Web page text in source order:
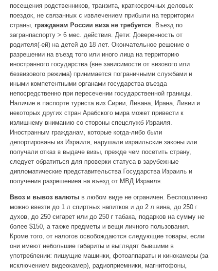
посещения родственников, транзита, краткосрочных деловых
поездок, не связанных с извлечением прибыли на территории
страны, гражданам России виза не требуется. Въезд по
загранпаспорту > 6 мес. действия. Дети: Доверенность от
родителя(-ей) на детей до 18 лет. Окончательное решение о
разрешении на въезд того или иного лица на территорию
иностранного государства (вне зависимости от визового или
безвизового режима) принимается пограничными службами и
иными компетентными органами государства въезда
непосредственно при пересечении государственной границы.
Наличие в паспорте туриста виз Сирии, Ливана, Ирана, Ливии и
некоторых других стран Арабского мира может привести к
излишнему вниманию со стороны спецслужб Израиля.
Иностранным гражданам, которые когда-либо были
депортированы из Израиля, нарушали израильские законы или
получали отказ в выдаче визы, прежде чем посетить страну,
следует обратиться для проверки статуса в зарубежные
дипломатические представительства Государства Израиль и
получения разрешениея на въезд от МВД Израиля.
Ввоз и вывоз валюты в любом виде не ограничен. Беспошлинно
можно ввезти до 1 л спиртных напитков и до 2 л вина, до 250 г
духов, до 250 сигарет или до 250 г табака, подарков на сумму не
более $150, а также предметы и вещи личного пользования.
Кроме того, от налогов освобождаются следующие товары, если
они имеют небольшие габариты и выглядят бывшими в
употреблении: пишущие машинки, фотоаппараты и кинокамеры (за
исключением видеокамер), радиоприемники, магнитофоны,